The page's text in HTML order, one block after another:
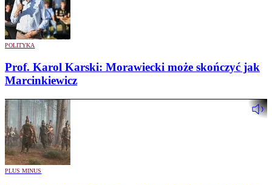
POLITYKA
Prof. Karol Karski: Morawiecki może skończyć jak
Marcinkiewicz
PLUS MINUS